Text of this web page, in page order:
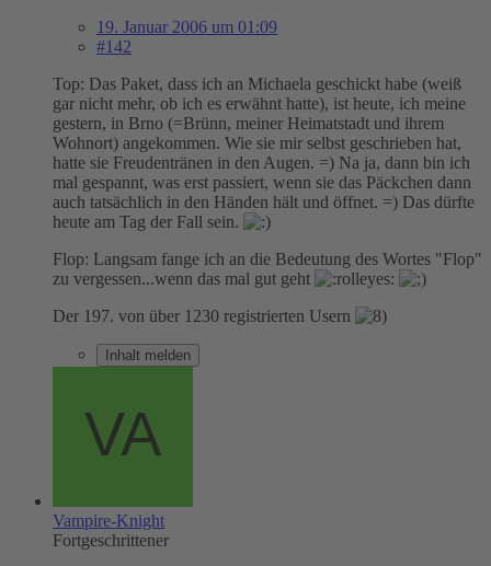
19. Januar 2006 um 01:09
#142
Top: Das Paket, dass ich an Michaela geschickt habe (weiß
gar nicht mehr, ob ich es erwähnt hatte), ist heute, ich meine
gestern, in Brno (=Brünn, meiner Heimatstadt und ihrem
Wohnort) angekommen. Wie sie mir selbst geschrieben hat,
hatte sie Freudentränen in den Augen. =) Na ja, dann bin ich
mal gespannt, was erst passiert, wenn sie das Päckchen dann
auch tatsächlich in den Händen hält und öffnet. =) Das dürfte
heute am Tag der Fall sein.
Flop: Langsam fange ich an die Bedeutung des Wortes "Flop"
zu vergessen...wenn das mal gut geht
Der 197. von über 1230 registrierten Usern
Inhalt melden
Vampire-Knight
Fortgeschrittener